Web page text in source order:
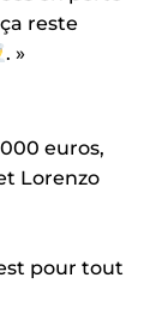
reste
. »
euros,
Lorenzo
pour tout